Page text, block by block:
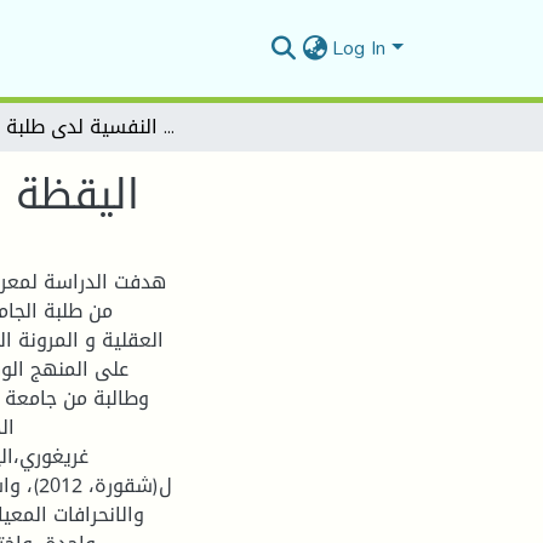
Log In
اليقظة العقلية وعلاقتها بالمرونة النفسية لدى طلبة الجامعة
هدفت الدراسة
من طلبة
العقلية و
وطالبة من
والانحرافات